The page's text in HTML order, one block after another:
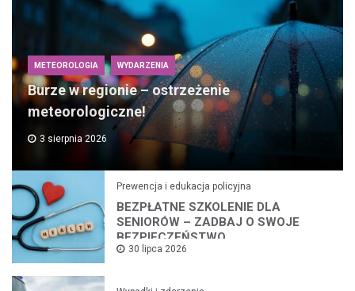
METEOROLOGIA WYDARZENIA
Burze w regionie – ostrzeżenie
meteorologiczne!
3 sierpnia 2026
Prewencja i edukacja policyjna
BEZPŁATNE SZKOLENIE DLA
SENIORÓW – ZADBAJ O SWOJE
BEZPIECZEŃSTWO
30 lipca 2026